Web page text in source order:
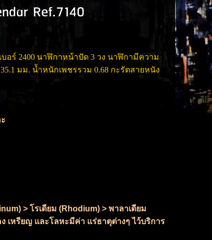
Ref.7140
เบอร์ 2400 นาฬิกาหน้าปัด 3 วง นาฬิกามีความ
มม. น้ำหนักเพชรรวม 0.68 กะรัตสายหนัง
> โรเดียม (Rhodium) > พาลาเดียม
เหรียญ และโลหะมีค่า แร่ธาตุต่างๆ ไว้บริการ